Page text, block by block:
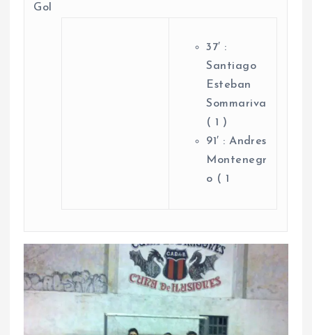
Gol
37′ :
Santiago
Esteban
Sommariva
( 1 )
91′ : Andres
Montenegr
o ( 1